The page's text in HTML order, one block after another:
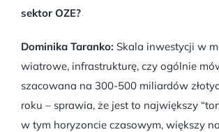
sektor OZE?
Dominika Taranko: Skala inwestycji w
wiatrowe, infrastrukturę, czy ogólnie
szacowana na 300-500 miliardów
roku – sprawia, że jest to największy
w tym horyzoncie czasowym, większy